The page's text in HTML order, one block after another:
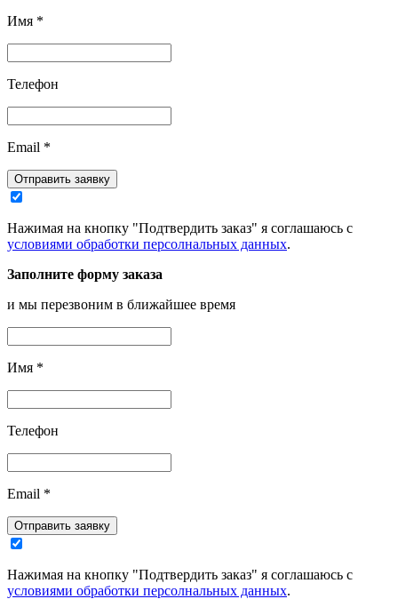
Имя *
Телефон
Email *
Отправить заявку
Нажимая на кнопку "Подтвердить заказ" я соглашаюсь с
условиями обработки персолнальных данных.
Заполните форму заказа
и мы перезвоним в ближайшее время
Имя *
Телефон
Email *
Отправить заявку
Нажимая на кнопку "Подтвердить заказ" я соглашаюсь с
условиями обработки персолнальных данных.